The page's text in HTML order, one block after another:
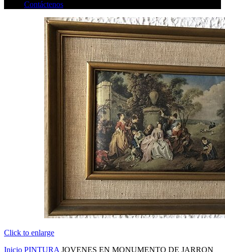
Contáctenos
Click to enlarge
Inicio PINTURA JOVENES EN MONUMENTO DE JARRON